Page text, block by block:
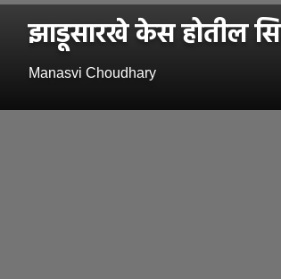
झाडूसारखे केस होतील
Manasvi Choudhary